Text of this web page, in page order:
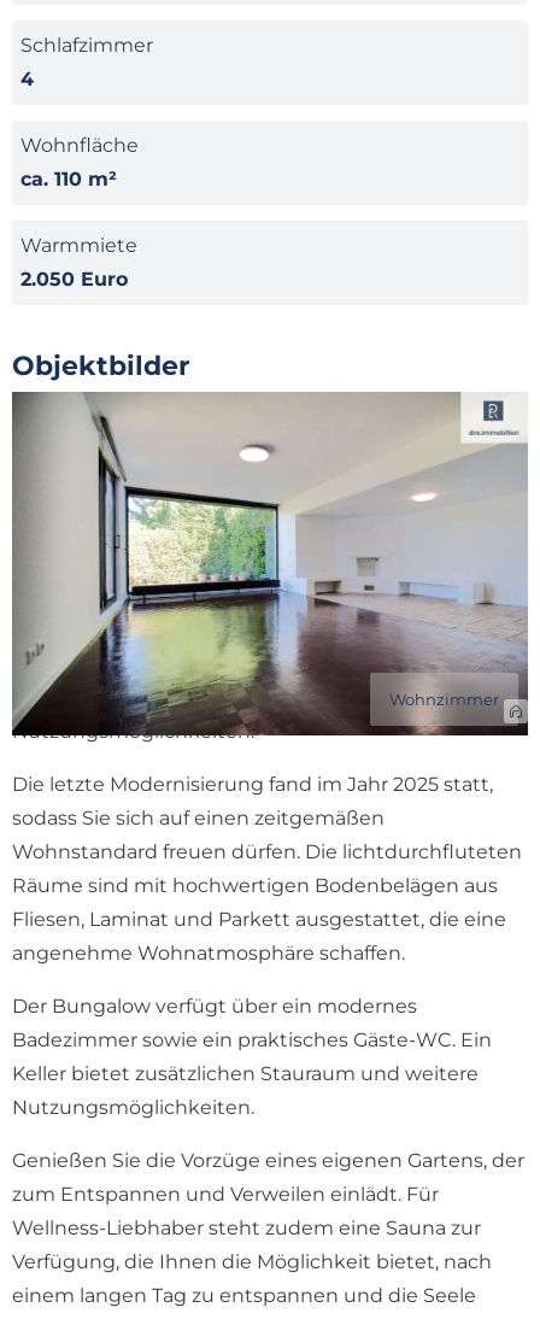
Schlafzimmer
4
Wohnfläche
ca. 110 m²
Warmmiete
2.050 Euro
Objektbilder
Wohnzimmer
Objektbeschreibung
Willkommen in Ihrem neuen Zuhause! Dieser
gepflegte Bungalow bietet Ihnen auf großzügigen
110 m² Wohnfläche alles, was das Herz begehrt. Mit
insgesamt 5 Zimmern, darunter 4 einladende
Schlafzimmer, finden Sie hier ausreichend Platz für
die gesamte Familie oder auch für flexible
Nutzungsmöglichkeiten.
Die letzte Modernisierung fand im Jahr 2025 statt,
sodass Sie sich auf einen zeitgemäßen
Wohnstandard freuen dürfen. Die lichtdurchfluteten
Räume sind mit hochwertigen Bodenbelägen aus
Fliesen, Laminat und Parkett ausgestattet, die eine
angenehme Wohnatmosphäre schaffen.
Der Bungalow verfügt über ein modernes
Badezimmer sowie ein praktisches Gäste-WC. Ein
Keller bietet zusätzlichen Stauraum und weitere
Nutzungsmöglichkeiten.
Genießen Sie die Vorzüge eines eigenen Gartens, der
zum Entspannen und Verweilen einlädt. Für
Wellness-Liebhaber steht zudem eine Sauna zur
Verfügung, die Ihnen die Möglichkeit bietet, nach
einem langen Tag zu entspannen und die Seele